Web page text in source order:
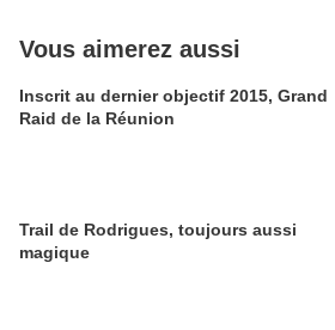
Vous aimerez aussi
Inscrit au dernier objectif 2015, Grand
Raid de la Réunion
Trail de Rodrigues, toujours aussi
magique